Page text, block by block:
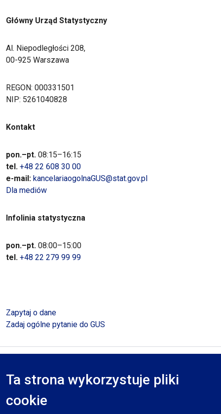
Ta strona wykorzystuje pliki
cookie
Główny Urząd Statystyczny
Al. Niepodległości 208,
00-925 Warszawa
REGON: 000331501
NIP: 5261040828
Kontakt
pon.–pt. 08:15–16:15
tel. +48 22 608 30 00
e-mail: kancelariaogolnaGUS@stat.gov.pl
Dla mediów
Infolinia statystyczna
pon.–pt. 08:00–15:00
tel. +48 22 279 99 99
Zapytaj o dane
Zadaj ogólne pytanie do GUS
RODO